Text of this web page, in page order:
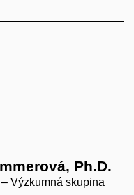
Ph.D.
Výzkumná skupina